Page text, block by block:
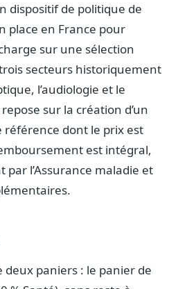
de position
sur un dossier
en lobbying
dispositif de politique de
place en France pour
sur une sélection
secteurs historiquement
l’audiologie et le
sur la création d’un
référence dont le prix est
est intégral,
l’Assurance maladie et
deux paniers : le panier de